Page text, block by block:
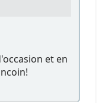
et en